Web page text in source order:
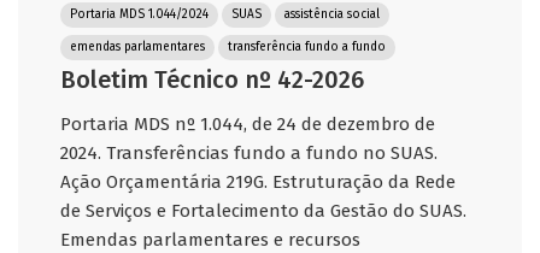
Portaria MDS 1.044/2024 SUAS assistência social
emendas parlamentares transferência fundo a fundo
Boletim Técnico nº 42-2026
Portaria MDS nº 1.044, de 24 de dezembro de
2024. Transferências fundo a fundo no SUAS.
Ação Orçamentária 219G. Estruturação da Rede
de Serviços e Fortalecimento da Gestão do SUAS.
Emendas parlamentares e recursos